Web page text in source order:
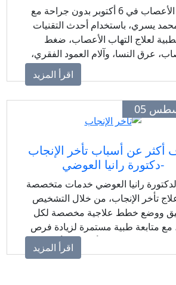
علاج الأعصاب في 6 أكتوبر بدون جراحة مع
يسري، باستخدام أحدث التقنيات
لعلاج التهاب الأعصاب، ضغط
عرق النسا، وآلام العمود الفقري،
مع خطة علاج مناسبة لكل حالة.اقرأ المزيد
05
أكثر عن أسباب تأخر الإنجاب
-دكتورة رانيا العوضي
رانيا العوضي خدمات متخصصة
تأخر الإنجاب، من خلال التشخيص
ووضع خطط علاجية مخصصة لكل
مع متابعة طبية مستمرة لزيادة فرص
الحمل وتحقيق حلم الأمومة والأبوة.اقرأ المزيد